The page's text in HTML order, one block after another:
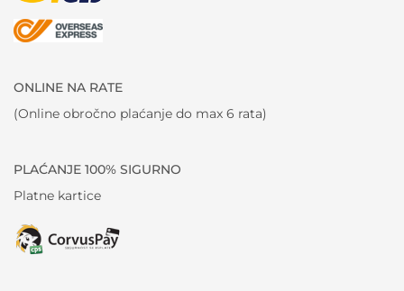
ONLINE NA RATE
(Online obročno plaćanje do max 6 rata)
PLAĆANJE 100% SIGURNO
Platne kartice